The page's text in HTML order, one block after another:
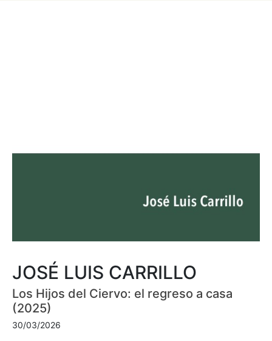
JOSÉ LUIS CARRILLO
Los Hijos del Ciervo: el regreso a casa
(2025)
30/03/2026